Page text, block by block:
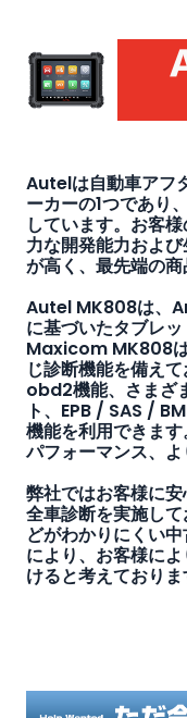
Autelは自動車アフ
ーカーの1つであり
しています。お客
力な開発能力およ
が高く、最先端の商
Autel MK808は、
に基づいたタブレ
Maxicom MK808
じ診断機能を備え
obd2機能、さまざ
ト、EPB / SAS /
機能を利用できま
パフォーマンス、よ
弊社ではお客様に
全車診断を実施し
どがわかりにくい
により、お客様に
けると考えておりま